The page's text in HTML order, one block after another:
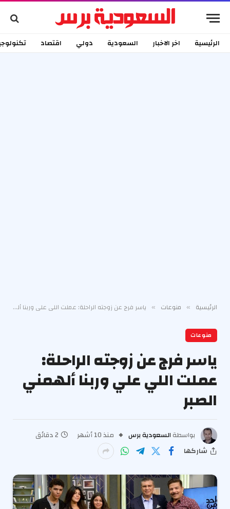
الرئيسية اخر الاخبار السعودية دولي اقتصاد
الرئيسية » منوعات » ياسر فرج عن زوجته الراحلة: عملت اللي علي وربنا ألهمني الصبر
منوعات
ياسر فرج عن زوجته الراحلة:
عملت اللي علي وربنا ألهمني
الصبر
بواسطة السعودية برس منذ 10 أشهر
2 دقائق
شاركها